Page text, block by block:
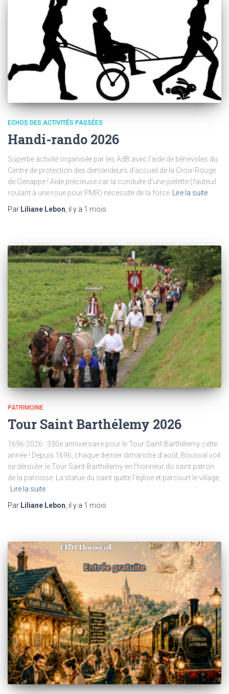
ECHOS DES ACTIVITÉS PASSÉES
Handi-rando 2026
Superbe activité organisée par les AdB avec l’aide de bénévoles du
Centre de protection des demandeurs d’accueil de la Croix-Rouge
de Genappe ! Aide précieuse car la conduite d’une joëlette (fauteuil
roulant à une roue pour PMR) nécessite de la force
Lire la suite
Par Liliane Lebon , il y a 1 mois
PATRIMOINE
Tour Saint Barthélemy 2026
1696-2026 : 330e anniversaire pour le Tour Saint-Barthélemy cette
année ! Depuis 1696, chaque dernier dimanche d’août, Bousval voit
se dérouler le Tour Saint-Barthélemy en l’honneur du saint patron
de la paroisse. La statue du saint quitte l’église et parcourt le village,
Lire la suite
Par Liliane Lebon, il y a 1 mois